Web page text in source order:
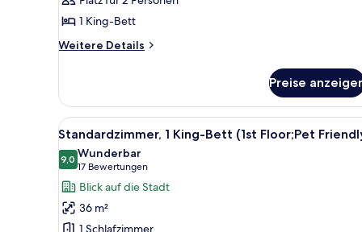
1 King-Bett
Weitere Details
Weitere
King
Bed,Non-
Smoking,Pet
Friendly
Room,Exterior
Corridor,First
Floor,Coffee
Maker,Hairdryer
Preise
Alle
Fotos
für
Standardzimmer,
1 King-
Bett
Ein Hotelzimmer mit Bett,
4
Standardzimmer, 1 King-Bett (1st Floor;Pet
9,09,0 von 10
Wunderbar
17 Bewertungen
(17
Bewertungen)
Blick auf die Stadt
36 m²
1 Schlafzimmer